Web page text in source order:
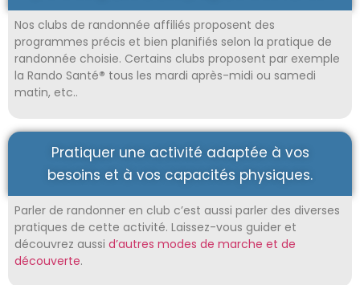
Nos clubs de randonnée affiliés proposent des
programmes précis et bien planifiés selon la pratique de
randonnée choisie. Certains clubs proposent par exemple
la Rando Santé® tous les mardi après-midi ou samedi
matin, etc..
Pratiquer une activité adaptée à vos
besoins et à vos capacités physiques.
Parler de randonner en club c’est aussi parler des diverses
pratiques de cette activité. Laissez-vous guider et
découvrez aussi d’autres modes de marche et de
découverte.